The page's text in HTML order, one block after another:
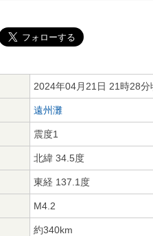
2024年04月21日 21時28分
遠州灘
震度1
北緯 34.5度
東経 137.1度
M4.2
約340km